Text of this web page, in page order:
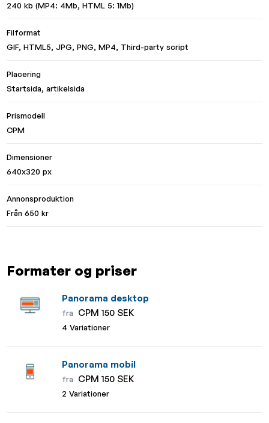
240 kb (MP4: 4Mb, HTML 5: 1Mb)
Filformat
GIF, HTML5, JPG, PNG, MP4, Third-party script
Placering
Startsida, artikelsida
Prismodell
CPM
Dimensioner
640x320 px
Annonsproduktion
Från 650 kr
Formater og priser
Panorama desktop
fra CPM 150 SEK
4 Variationer
Panorama mobil
fra CPM 150 SEK
2 Variationer